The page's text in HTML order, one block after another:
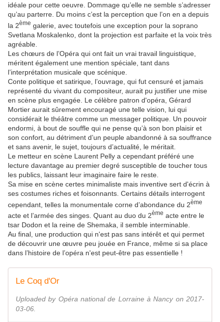
idéale pour cette oeuvre. Dommage qu’elle ne semble s’adresser
qu’au parterre. Du moins c’est la perception que l’on en a depuis
la 2ème galerie, avec toutefois une exception pour la soprano
Svetlana Moskalenko, dont la projection est parfaite et la voix très
agréable.
Les chœurs de l’Opéra qui ont fait un vrai travail linguistique,
méritent également une mention spéciale, tant dans
l’interprétation musicale que scénique.
Conte politique et satirique, l’ouvrage, qui fut censuré et jamais
représenté du vivant du compositeur, aurait pu justifier une mise
en scène plus engagée. Le célèbre patron d'opéra, Gérard
Mortier aurait sûrement encouragé une telle vision, lui qui
considérait le théâtre comme un messager politique. Un pouvoir
endormi, à bout de souffle qui ne pense qu’à son bon plaisir et
son confort, au détriment d’un peuple abandonné à sa souffrance
et sans avenir, le sujet, toujours d’actualité, le méritait.
Le metteur en scène Laurent Pelly a cependant préféré une
lecture davantage au premier degré susceptible de toucher tous
les publics, laissant leur imaginaire faire le reste.
Sa mise en scène certes minimaliste mais inventive sert d'écrin à
ses costumes riches et foisonnants. Certains détails interrogent
cependant, telles la monumentale corne d’abondance du 2ème
acte et l’armée des singes. Quant au duo du 2ème acte entre le
tsar Dodon et la reine de Shemaka, il semble interminable.
Au final, une production qui n'est pas sans intérêt et qui permet
de découvrir une œuvre peu jouée en France, même si sa place
dans l’histoire de l’opéra n'est peut-être pas essentielle !
Le Coq d'Or
Uploaded by Opéra national de Lorraine à Nancy on 2017-
03-06.